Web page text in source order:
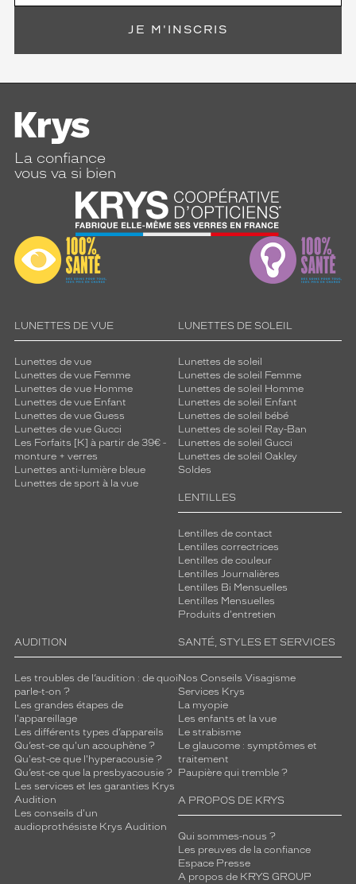
JE M'INSCRIS
La confiance
vous va si bien
LUNETTES DE VUE
Lunettes de vue
Lunettes de vue Femme
Lunettes de vue Homme
Lunettes de vue Enfant
Lunettes de vue Guess
Lunettes de vue Gucci
Les Forfaits [K] à partir de 39€ -
monture + verres
Lunettes anti-lumière bleue
Lunettes de sport à la vue
LUNETTES DE SOLEIL
Lunettes de soleil
Lunettes de soleil Femme
Lunettes de soleil Homme
Lunettes de soleil Enfant
Lunettes de soleil bébé
Lunettes de soleil Ray-Ban
Lunettes de soleil Gucci
Lunettes de soleil Oakley
Soldes
LENTILLES
Lentilles de contact
Lentilles correctrices
Lentilles de couleur
Lentilles Journalières
Lentilles Bi Mensuelles
Lentilles Mensuelles
Produits d'entretien
AUDITION
Les troubles de l’audition : de quoi
parle-t-on ?
Les grandes étapes de
l'appareillage
Les différents types d’appareils
Qu’est-ce qu'un acouphène ?
Qu'est-ce que l'hyperacousie ?
Qu’est-ce que la presbyacousie ?
Les services et les garanties Krys
Audition
Les conseils d'un
audioprothésiste Krys Audition
SANTÉ, STYLES ET SERVICES
Nos Conseils Visagisme
Services Krys
La myopie
Les enfants et la vue
Le strabisme
Le glaucome : symptômes et
traitement
Paupière qui tremble ?
A PROPOS DE KRYS
Qui sommes-nous ?
Les preuves de la confiance
Espace Presse
A propos de KRYS GROUP